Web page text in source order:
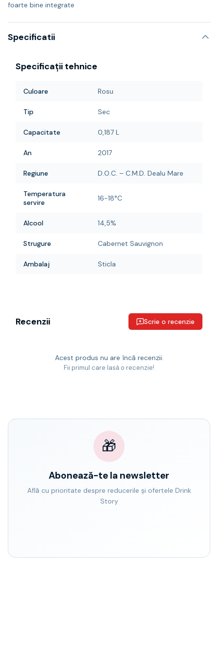
foarte bine integrate
Specificatii
Specificații tehnice
Culoare Rosu
Tip Sec
Capacitate 0,187 L
An 2017
Regiune D.O.C. – C.M.D. Dealu Mare
Temperatura
servire
16-18°C
Alcool 14,5%
Strugure Cabernet Sauvignon
Ambalaj Sticla
Recenzii Scrie o recenzie
Acest produs nu are încă recenzii.
Fii primul care lasă o recenzie!
🎁
Abonează-te la newsletter
Află cu prioritate despre reducerile și ofertele Drink
Story